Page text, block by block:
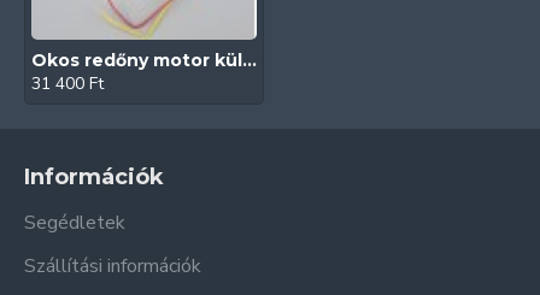
Okos redőny motor külső vevő (RW02 | Wifi | 433Mhz)
31 400 Ft
Információk
Segédletek
Szállítási információk